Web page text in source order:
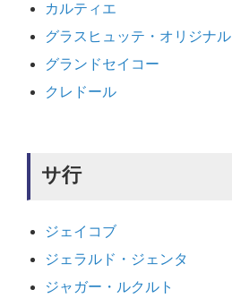
カルティエ
グラスヒュッテ・オリジナル
グランドセイコー
クレドール
サ行
ジェイコブ
ジェラルド・ジェンタ
ジャガー・ルクルト